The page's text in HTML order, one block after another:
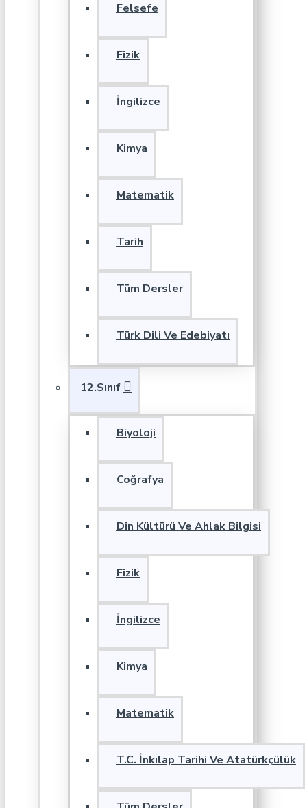
Felsefe
Fizik
İngilizce
Kimya
Matematik
Tarih
Tüm Dersler
Türk Dili Ve Edebiyatı
12.Sınıf
Biyoloji
Coğrafya
Din Kültürü Ve Ahlak Bilgisi
Fizik
İngilizce
Kimya
Matematik
T.C. İnkılap Tarihi Ve Atatürkçülük